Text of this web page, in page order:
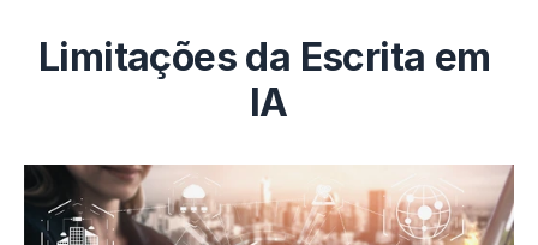
Limitações da Escrita em
IA